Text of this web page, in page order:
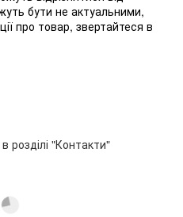
бути не актуальними,
про товар, звертайтеся в
в розділі "Контакти"